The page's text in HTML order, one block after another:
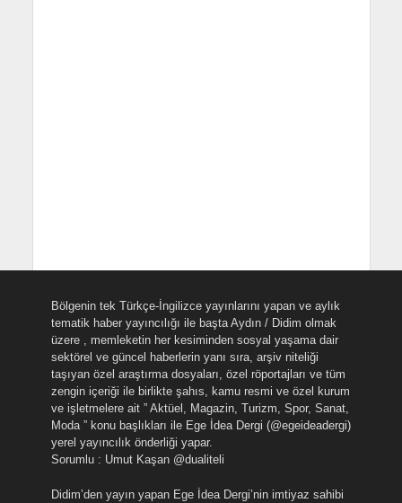
Bölgenin tek Türkçe-İngilizce yayınlarını yapan ve aylık
tematik haber yayıncılığı ile başta Aydın / Didim olmak
üzere , memleketin her kesiminden sosyal yaşama dair
sektörel ve güncel haberlerin yanı sıra, arşiv niteliği
taşıyan özel araştırma dosyaları, özel röportajları ve tüm
zengin içeriği ile birlikte şahıs, kamu resmi ve özel kurum
ve işletmelere ait ” Aktüel, Magazin, Turizm, Spor, Sanat,
Moda ” konu başlıkları ile Ege İdea Dergi (@egeideadergi)
yerel yayıncılık önderliği yapar.
Sorumlu : Umut Kaşan @dualiteli
Didim’den yayın yapan Ege İdea Dergi’nin imtiyaz sahibi